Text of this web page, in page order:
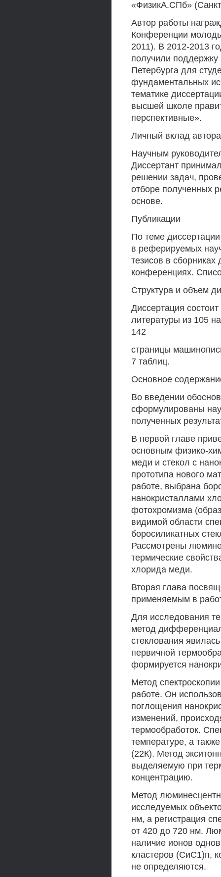
«ФизикА.СПб»
Автор работы
Конференции
2011). В 2012-2013
получили поддержку
Петербурга для
фундаментальных
тематике
высшей школе
перспективные».
Личный вклад автора
Научным
Диссертант
решении задач,
отборе полученных
основе.
Публикации
По теме
в реферируемых
тезисов в
конференциях.
Структура и объем
Диссертация
литературы из 105
142
страницы
7 таблиц.
Основное
Во введении
сформулированы
полученных
В первой главе
основным физико-
меди и стекол с
прототипа нового
работе, выбрана
нанокристаллами
фотохромизма
видимой области
боросиликатных
Рассмотрены
термические
хлорида меди.
Вторая глава
применяемым в
Для исследования
метод
стеклования
первичной
формируется
Метод
работе. Он
поглощения
изменений,
термообработок.
температуре, а
(22К). Метод
выделяемую при
концентрацию.
Метод
исследуемых
нм, а регистрация
от 420 до 720 нм.
наличие ионов
кластеров (СиС1)п,
не определяются.